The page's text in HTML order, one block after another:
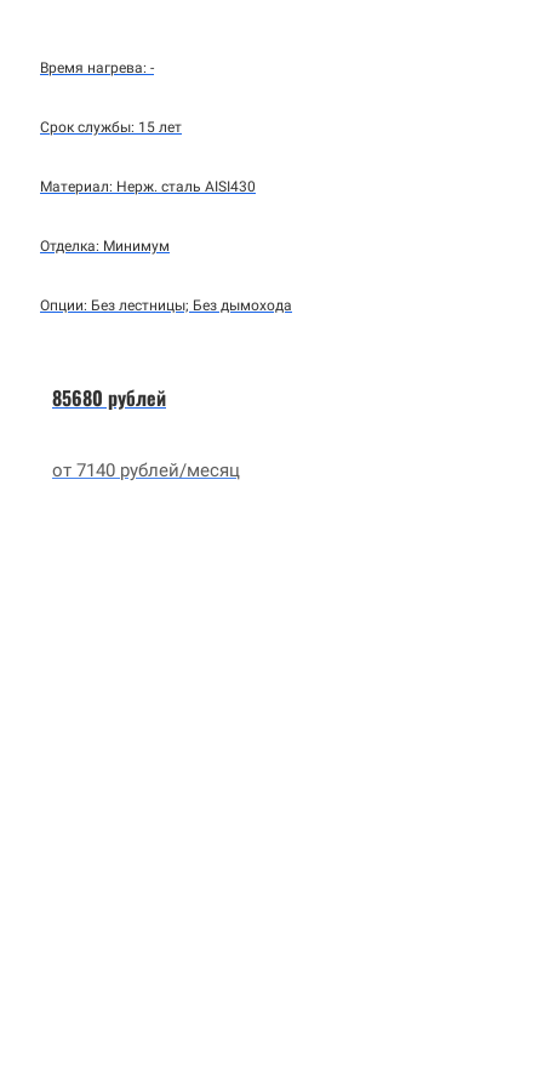
Время нагрева: -
Срок службы: 15 лет
Материал: Нерж. сталь AISI430
Отделка: Минимум
Опции: Без лестницы; Без дымохода
85680 рублей
от 7140 рублей/месяц